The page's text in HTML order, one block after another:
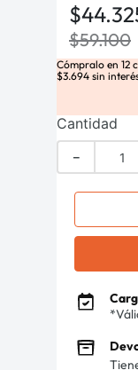
$44.
$59.100
Cómpralo en 12
$3.694 sin
Cantidad
－